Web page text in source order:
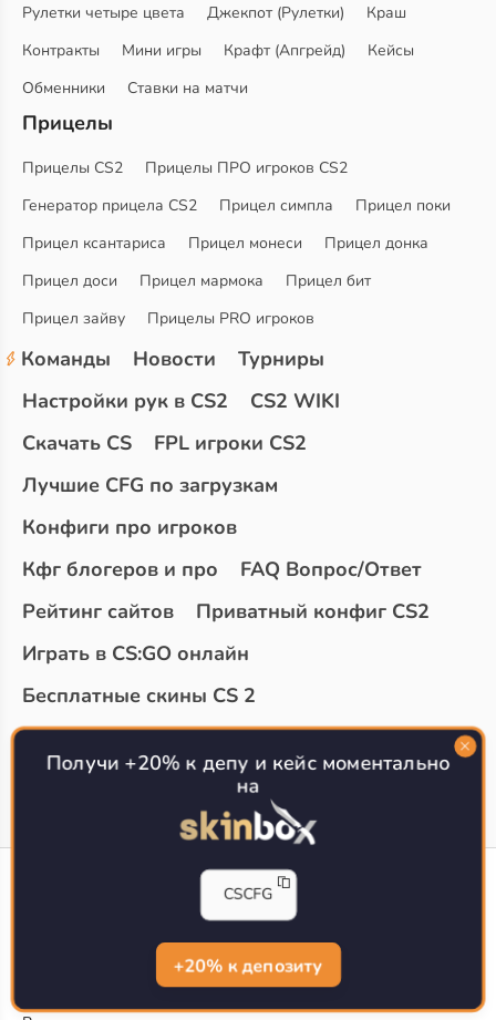
Рулетки четыре цвета
Джекпот (Рулетки)
Краш
Контракты
Мини игры Крафт (Апгрейд)
Кейсы
Обменники
Ставки на матчи
Прицелы
Прицелы CS2
Прицелы ПРО игроков CS2
Генератор прицела CS2
Прицел симпла
Прицел поки
Прицел ксантариса
Прицел монеси
Прицел донка
Прицел доси
Прицел мармока
Прицел бит
Прицел зайву
Прицелы PRO игроков
Команды Новости
Турниры
Настройки рук в CS2
CS2 WIKI
Скачать CS
FPL игроки CS2
Лучшие CFG по загрузкам
Конфиги про игроков
Кфг блогеров и про
FAQ Вопрос/Ответ
Рейтинг сайтов
Приватный конфиг CS2
Играть в CS:GO онлайн
Бесплатные скины CS 2
Топ сайтов с халявой КС 2
О проекте
CS-CONFIG.com © 2020-2026 г.
Политика конфиденциальности
РЕКЛАМА НА САЙТЕ
Получи +20% к депу и кейс моментально
на
CSCFG
+20% к депозиту